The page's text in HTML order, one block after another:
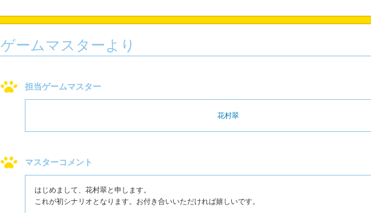
ゲームマスターより
担当ゲームマスター
花村翠
マスターコメント
はじめまして、花村翠と申します。
これが初シナリオとなります。お付き合いいただければ嬉しいです。